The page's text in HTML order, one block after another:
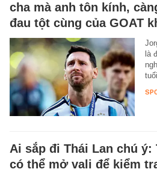
cha mà anh tôn kính,
đau tột cùng của GOAT
là
Ai sắp đi Thái Lan chú ý:
có thể mở vali để kiểm